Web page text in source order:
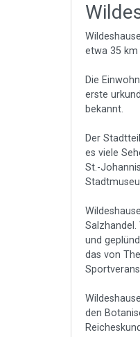
etwa 35 km
Die
erste
bekannt.
Der
es viele
St.-
und
das von
den